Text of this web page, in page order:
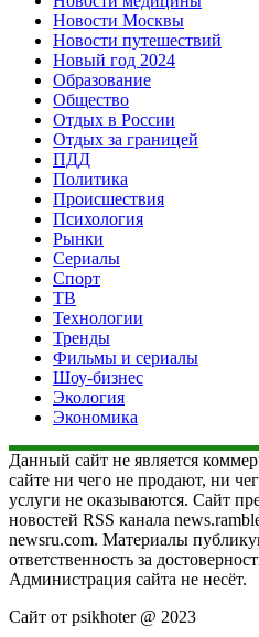
Новости Москвы
Новости путешествий
Новый год 2024
Образование
Общество
Отдых в России
Отдых за границей
ПДД
Политика
Происшествия
Психология
Рынки
Сериалы
Спорт
ТВ
Технологии
Тренды
Фильмы и сериалы
Шоу-бизнес
Экология
Экономика
Данный сайт не является
сайте ни чего не продают, ни
услуги не оказываются. Сайт
новостей RSS канала
newsru.com. Материалы
ответственность за
Администрация сайта не несёт.
Сайт от psikhoter @ 2023